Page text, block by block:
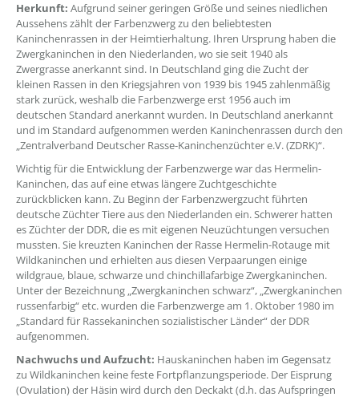
Herkunft: Aufgrund seiner geringen Größe und seines niedlichen
Aussehens zählt der Farbenzwerg zu den beliebtesten
Kaninchenrassen in der Heimtierhaltung. Ihren Ursprung haben die
Zwergkaninchen in den Niederlanden, wo sie seit 1940 als
Zwergrasse anerkannt sind. In Deutschland ging die Zucht der
kleinen Rassen in den Kriegsjahren von 1939 bis 1945 zahlenmäßig
stark zurück, weshalb die Farbenzwerge erst 1956 auch im
deutschen Standard anerkannt wurden. In Deutschland anerkannt
und im Standard aufgenommen werden Kaninchenrassen durch den
„Zentralverband Deutscher Rasse-Kaninchenzüchter e.V. (ZDRK)“.
Wichtig für die Entwicklung der Farbenzwerge war das Hermelin-
Kaninchen, das auf eine etwas längere Zuchtgeschichte
zurückblicken kann. Zu Beginn der Farbenzwergzucht führten
deutsche Züchter Tiere aus den Niederlanden ein. Schwerer hatten
es Züchter der DDR, die es mit eigenen Neuzüchtungen versuchen
mussten. Sie kreuzten Kaninchen der Rasse Hermelin-Rotauge mit
Wildkaninchen und erhielten aus diesen Verpaarungen einige
wildgraue, blaue, schwarze und chinchillafarbige Zwergkaninchen.
Unter der Bezeichnung „Zwergkaninchen schwarz“, „Zwergkaninchen
russenfarbig“ etc. wurden die Farbenzwerge am 1. Oktober 1980 im
„Standard für Rassekaninchen sozialistischer Länder“ der DDR
aufgenommen.
Nachwuchs und Aufzucht: Hauskaninchen haben im Gegensatz
zu Wildkaninchen keine feste Fortpflanzungsperiode. Der Eisprung
(Ovulation) der Häsin wird durch den Deckakt (d.h. das Aufspringen